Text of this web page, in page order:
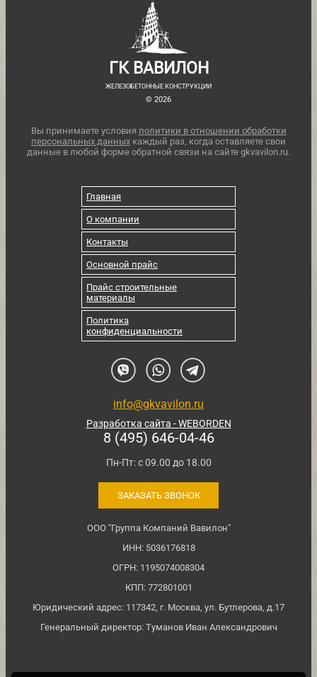
ГК ВАВИЛОН
ЖЕЛЕЗОБЕТОННЫЕ КОНСТРУКЦИИ
© 2026
Вы принимаете условия политики в отношении обработки
персональных данных каждый раз, когда оставляете свои
данные в любой форме обратной связи на сайте gkvavilon.ru.
Главная
О компании
Контакты
Основной прайс
Прайс строительные
материалы
Политика
конфиденциальности
info@gkvavilon.ru
Разработка сайта - WEBORDEN
8 (495) 646-04-46
Пн-Пт: с 09.00 до 18.00
ЗАКАЗАТЬ ЗВОНОК
ООО "Группа Компаний Вавилон"
ИНН: 5036176818
ОГРН: 1195074008304
КПП: 772801001
Юридический адрес: 117342, г. Москва, ул. Бутлерова, д.17
Генеральный директор: Туманов Иван Александрович